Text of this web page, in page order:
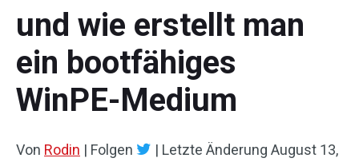
und wie erstellt man
ein bootfähiges
WinPE-Medium
Von Rodin | Folgen | Letzte Änderung August 13,